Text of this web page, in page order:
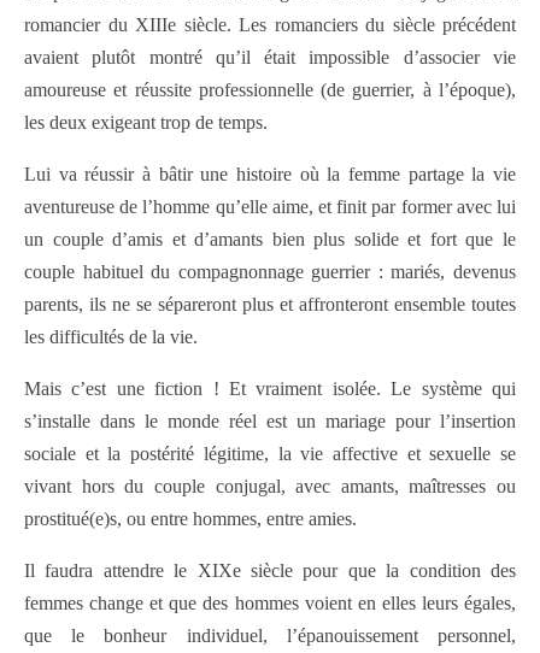
romancier du XIIIe siècle. Les romanciers du siècle précédent
avaient plutôt montré qu’il était impossible d’associer vie
amoureuse et réussite professionnelle (de guerrier, à l’époque),
les deux exigeant trop de temps.
Lui va réussir à bâtir une histoire où la femme partage la vie
aventureuse de l’homme qu’elle aime, et finit par former avec lui
un couple d’amis et d’amants bien plus solide et fort que le
couple habituel du compagnonnage guerrier : mariés, devenus
parents, ils ne se sépareront plus et affronteront ensemble toutes
les difficultés de la vie.
Mais c’est une fiction ! Et vraiment isolée. Le système qui
s’installe dans le monde réel est un mariage pour l’insertion
sociale et la postérité légitime, la vie affective et sexuelle se
vivant hors du couple conjugal, avec amants, maîtresses ou
prostitué(e)s, ou entre hommes, entre amies.
Il faudra attendre le XIXe siècle pour que la condition des
femmes change et que des hommes voient en elles leurs égales,
que le bonheur individuel, l’épanouissement personnel,